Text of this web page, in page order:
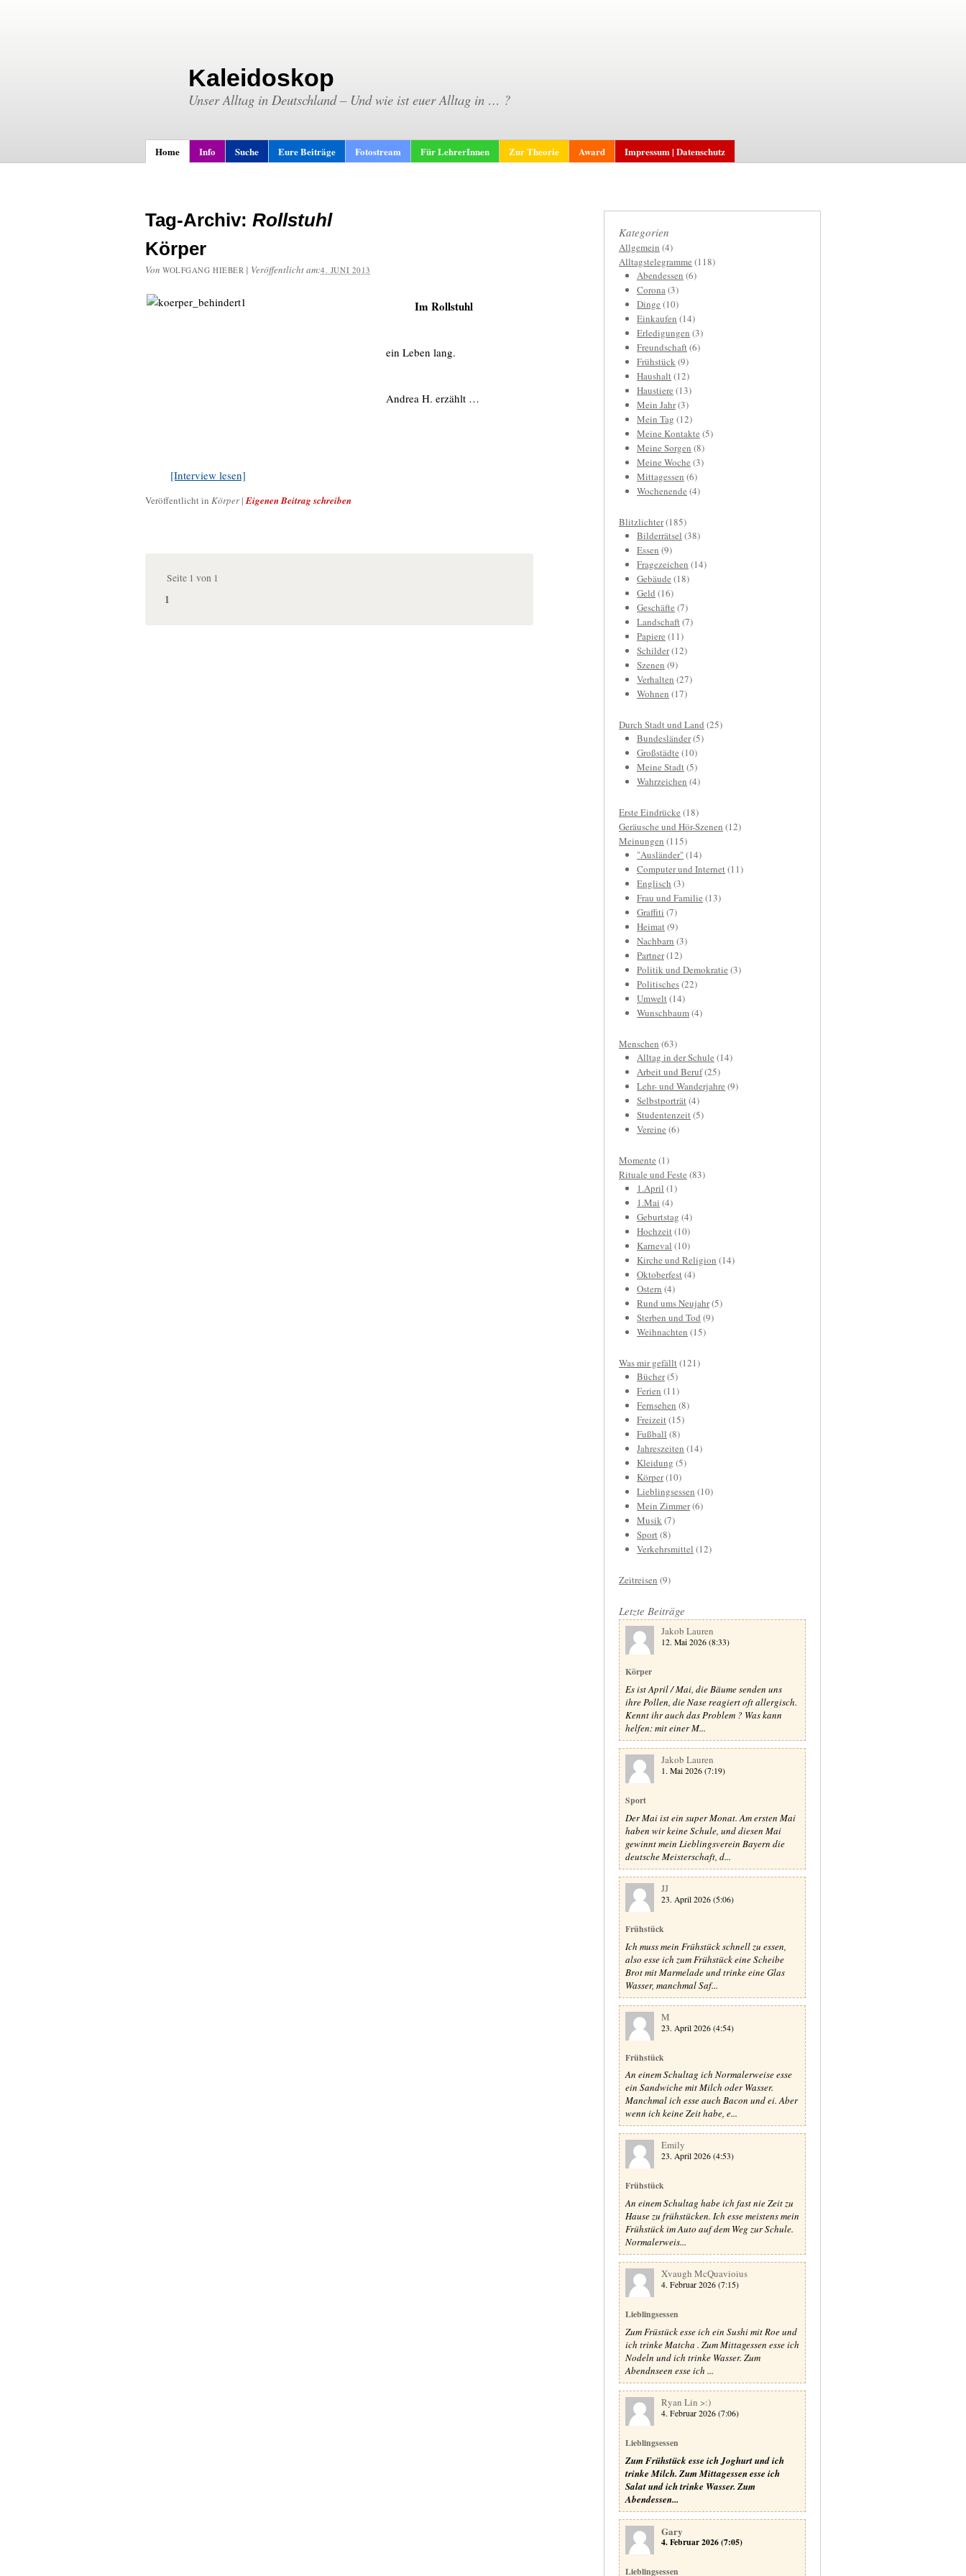
Kaleidoskop
Unser Alltag in Deutschland – Und wie ist euer Alltag in … ?
Home Info Suche Eure Beiträge Fotostream Für LehrerInnen Zur Theorie Award Impressum | Datenschutz
Tag-Archiv: Rollstuhl
Körper
Von WOLFGANG HIEBER | Veröffentlicht am:4. JUNI 2013
Im Rollstuhl
ein Leben lang.
Andrea H. erzählt …
[Interview lesen]
Veröffentlicht in Körper | Eigenen Beitrag schreiben
Seite 1 von 1
1
Kategorien
Allgemein (4)
Alltagstelegramme (118)
Abendessen (6)
Corona(3)
Dinge (10)
Einkaufen (14)
Erledigungen (3)
Freundschaft(6)
Frühstück(9)
Haushalt(12)
Haustiere (13)
Mein Jahr(3)
Mein Tag (12)
Meine Kontakte (5)
Meine Sorgen (8)
Meine Woche (3)
Mittagessen (6)
Wochenende (4)
Blitzlichter(185)
Bilderrätsel (38)
Essen (9)
Fragezeichen (14)
Gebäude (18)
Geld (16)
Geschäfte (7)
Landschaft(7)
Papiere (11)
Schilder(12)
Szenen (9)
Verhalten (27)
Wohnen (17)
Durch Stadt und Land (25)
Bundesländer(5)
Großstädte (10)
Meine Stadt(5)
Wahrzeichen (4)
Erste Eindrücke (18)
Geräusche und Hör-Szenen (12)
Meinungen (115)
"Ausländer"(14)
Computer und Internet(11)
Englisch (3)
Frau und Familie (13)
Graffiti (7)
Heimat(9)
Nachbarn (3)
Partner(12)
Politik und Demokratie (3)
Politisches(22)
Umwelt(14)
Wunschbaum(4)
Menschen (63)
Alltag in der Schule (14)
Arbeit und Beruf(25)
Lehr- und Wanderjahre (9)
Selbstporträt(4)
Studentenzeit(5)
Vereine (6)
Momente (1)
Rituale und Feste (83)
1.April (1)
1.Mai (4)
Geburtstag (4)
Hochzeit(10)
Karneval (10)
Kirche und Religion (14)
Oktoberfest(4)
Ostern (4)
Rund ums Neujahr(5)
Sterben und Tod (9)
Weihnachten (15)
Was mir gefällt(121)
Bücher(5)
Ferien (11)
Fernsehen (8)
Freizeit(15)
Fußball (8)
Jahreszeiten (14)
Kleidung (5)
Körper(10)
Lieblingsessen (10)
Mein Zimmer(6)
Musik(7)
Sport(8)
Verkehrsmittel (12)
Zeitreisen (9)
Letzte Beiträge
Jakob Lauren
12. Mai 2026 (8:33)
Körper
Es ist April / Mai, die Bäume senden uns
ihre Pollen, die Nase reagiert oft allergisch.
Kennt ihr auch das Problem ? Was kann
helfen: mit einer M...
Jakob Lauren
1. Mai 2026 (7:19)
Sport
Der Mai ist ein super Monat. Am ersten Mai
haben wir keine Schule, und diesen Mai
gewinnt mein Lieblingsverein Bayern die
deutsche Meisterschaft, d...
JJ
23. April 2026 (5:06)
Frühstück
Ich muss mein Frühstück schnell zu essen,
also esse ich zum Frühstück eine Scheibe
Brot mit Marmelade und trinke eine Glas
Wasser, manchmal Saf...
M
23. April 2026 (4:54)
Frühstück
An einem Schultag ich Normalerweise esse
ein Sandwiche mit Milch oder Wasser.
Manchmal ich esse auch Bacon und ei. Aber
wenn ich keine Zeit habe, e...
Emily
23. April 2026 (4:53)
Frühstück
An einem Schultag habe ich fast nie Zeit zu
Hause zu frühstücken. Ich esse meistens mein
Frühstück im Auto auf dem Weg zur Schule.
Normalerweis...
Xvaugh McQuavioius
4. Februar 2026 (7:15)
Lieblingsessen
Zum Früstück esse ich ein Sushi mit Roe und
ich trinke Matcha . Zum Mittagessen esse ich
Nodeln und ich trinke Wasser. Zum
Abendnseen esse ich ...
Ryan Lin >:)
4. Februar 2026 (7:06)
Lieblingsessen
Zum Frühstück esse ich Joghurt und ich
trinke Milch. Zum Mittagessen esse ich
Salat und ich trinke Wasser. Zum
Abendessen...
Gary
4. Februar 2026 (7:05)
Lieblingsessen